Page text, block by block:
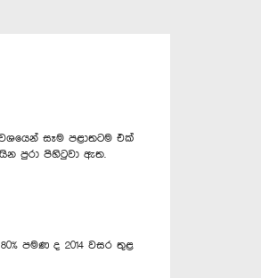
සෑම පළාතටම එක්
පුරා පිහිටුවා ඇත.
පමණ ද 2014 වසර තුළ